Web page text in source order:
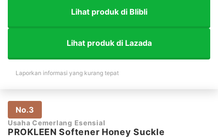
Lihat produk di Blibli
Lihat produk di Lazada
Laporkan informasi yang kurang tepat
No.3
Usaha Cemerlang Esensial
PROKLEEN Softener Honey Suckle